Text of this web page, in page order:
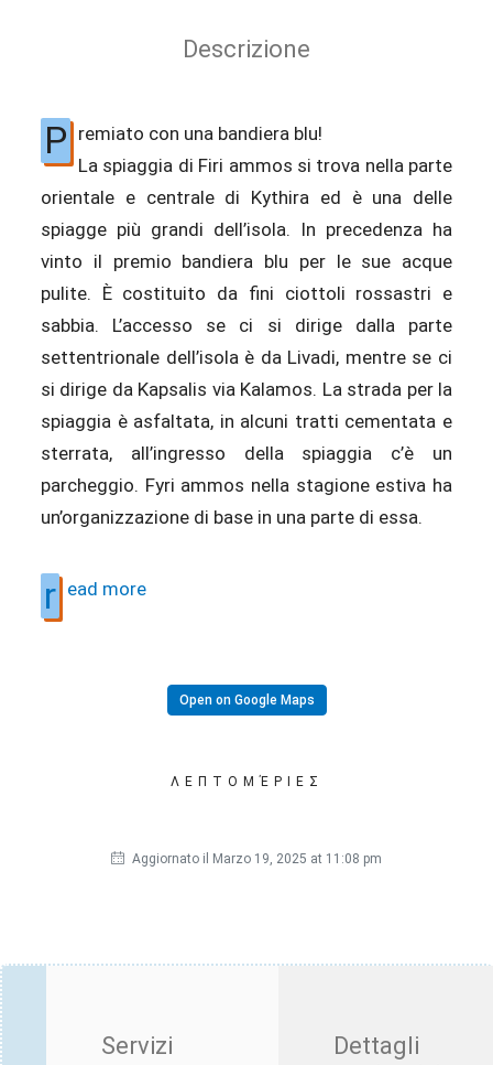
Descrizione
P remiato con una bandiera blu!
La spiaggia di Firi ammos si trova nella parte
orientale e centrale di Kythira ed è una delle
spiagge più grandi dell’isola. In precedenza ha
vinto il premio bandiera blu per le sue acque
pulite. È costituito da fini ciottoli rossastri e
sabbia. L’accesso se ci si dirige dalla parte
settentrionale dell’isola è da Livadi, mentre se ci
si dirige da Kapsalis via Kalamos. La strada per la
spiaggia è asfaltata, in alcuni tratti cementata e
sterrata, all’ingresso della spiaggia c’è un
parcheggio. Fyri ammos nella stagione estiva ha
un’organizzazione di base in una parte di essa.
r ead more
Open on Google Maps
ΛΕΠΤΟΜΈΡΙΕΣ
Aggiornato il Marzo 19, 2025 at 11:08 pm
Servizi
Dettagli